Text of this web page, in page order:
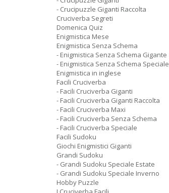
- Crucipuzzle Giganti Raccolta
Cruciverba Segreti
Domenica Quiz
Enigmistica Mese
Enigmistica Senza Schema
- Enigmistica Senza Schema Gigante
- Enigmistica Senza Schema Speciale
Enigmistica in inglese
Facili Cruciverba
- Facili Cruciverba Giganti
- Facili Cruciverba Giganti Raccolta
- Facili Cruciverba Maxi
- Facili Cruciverba Senza Schema
- Facili Cruciverba Speciale
Facili Sudoku
Giochi Enigmistici Giganti
Grandi Sudoku
- Grandi Sudoku Speciale Estate
- Grandi Sudoku Speciale Inverno
Hobby Puzzle